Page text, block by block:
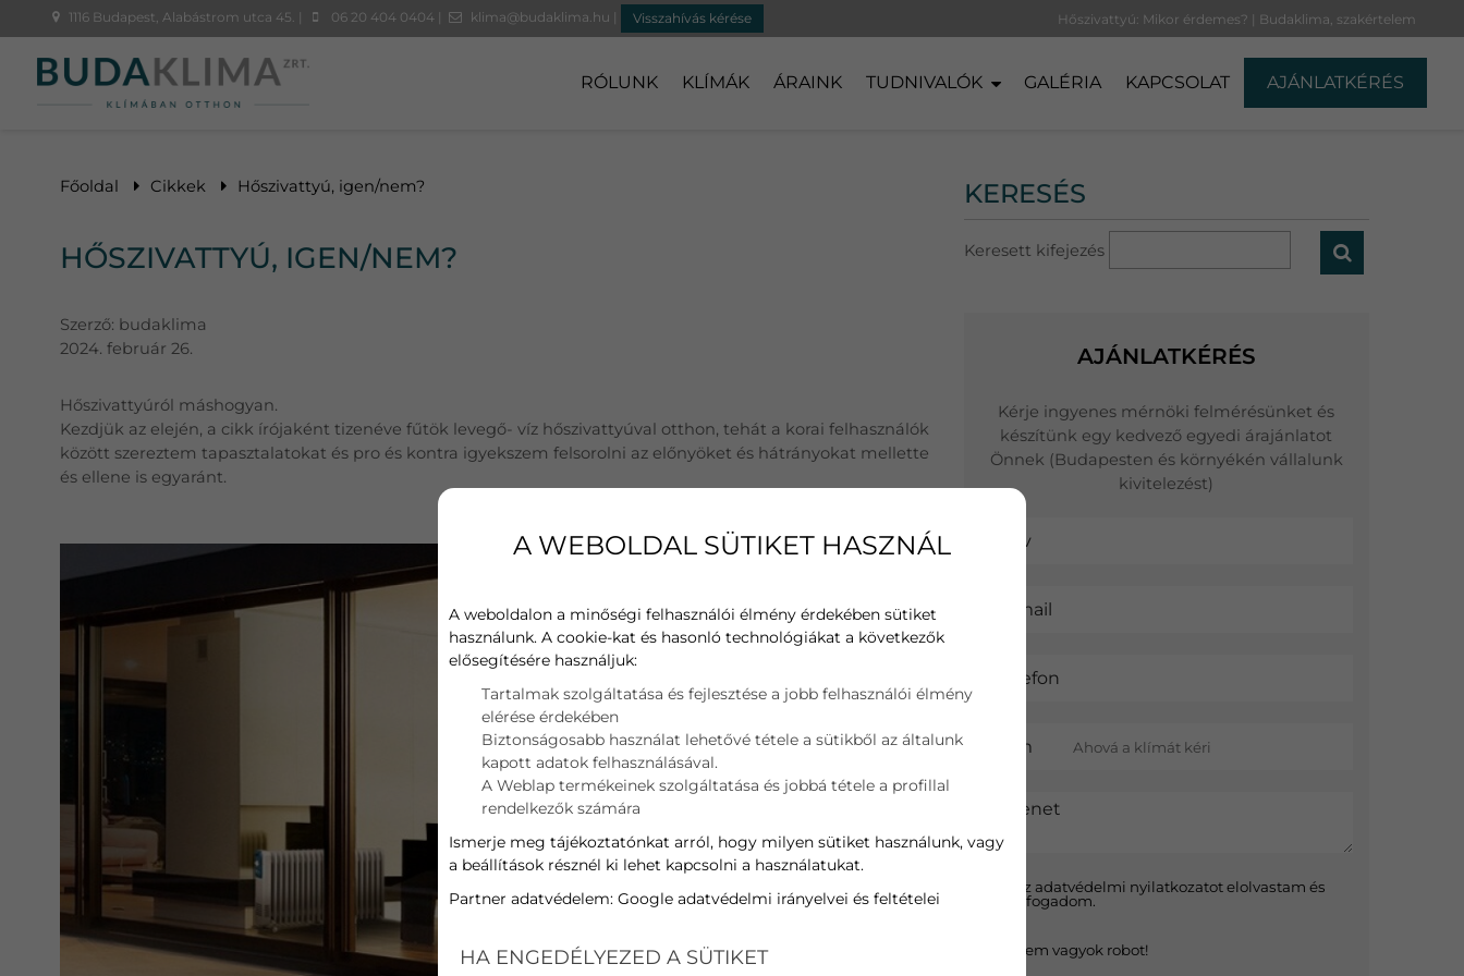
1116 Budapest, Alabástrom utca 45. | 06 20 404 0404 | klima@budaklima.hu | Visszahívás kérése Hőszivattyú: Mikor érdemes? | Budaklima, szakértelem
RÓLUNK KLÍMÁK ÁRAINK TUDNIVALÓK GALÉRIA KAPCSOLAT AJÁNLATKÉRÉS
Főoldal Cikkek Hőszivattyú, igen/nem?
HŐSZIVATTYÚ, IGEN/NEM?
Szerző: budaklima
2024. február 26.
Hőszivattyúról máshogyan.
Kezdjük az elején, a cikk írójaként tizenéve fűtök levegő- víz hőszivattyúval otthon, tehát a korai felhasználók
között szereztem tapasztalatokat és pro és kontra igyekszem felsorolni az előnyöket és hátrányokat mellette
és ellene is egyaránt.
KERESÉS
Keresett kifejezés
AJÁNLATKÉRÉS
Kérje ingyenes mérnöki felmérésünket és
készítünk egy kedvező egyedi árajánlatot
Önnek (Budapesten és környékén vállalunk
kivitelezést)
Név
E-mail
Telefon
Cím
Üzenet
Az adatvédelmi nyilatkozatot elolvastam és
elfogadom.
Nem vagyok robot!
A WEBOLDAL SÜTIKET HASZNÁL
A weboldalon a minőségi felhasználói élmény érdekében sütiket
használunk. A cookie-kat és hasonló technológiákat a következők
elősegítésére használjuk:
Tartalmak szolgáltatása és fejlesztése a jobb felhasználói élmény
elérése érdekében
Biztonságosabb használat lehetővé tétele a sütikből az általunk
kapott adatok felhasználásával.
A Weblap termékeinek szolgáltatása és jobbá tétele a profillal
rendelkezők számára
Ismerje meg tájékoztatónkat arról, hogy milyen sütiket használunk, vagy
a beállítások résznél ki lehet kapcsolni a használatukat.
Partner adatvédelem: Google adatvédelmi irányelvei és feltételei
HA ENGEDÉLYEZED A SÜTIKET